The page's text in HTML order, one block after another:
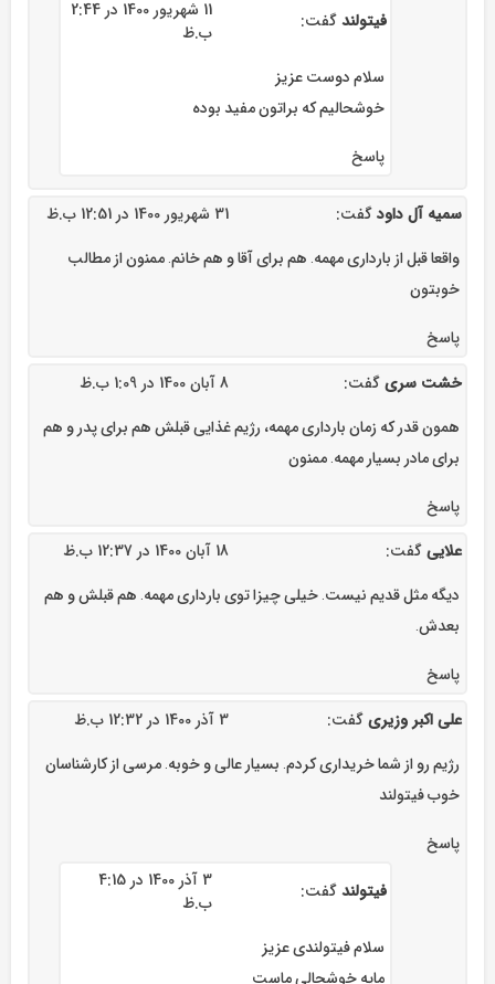
فیتولندگفت:
11 شهریور 1400 در 2:44
ب.ظ
سلام دوست عزیز
خوشحالیم که براتون مفید بوده
پاسخ
سمیه آل داودگفت: 31 شهریور 1400 در 12:51 ب.ظ
واقعا قبل از بارداری مهمه. هم برای آقا و هم خانم. ممنون از مطالب
خوبتون
پاسخ
خشت سریگفت: 8 آبان 1400 در 1:09 ب.ظ
همون قدر که زمان بارداری مهمه، رژیم غذایی قبلش هم برای پدر و هم
برای مادر بسیار مهمه. ممنون
پاسخ
علاییگفت: 18 آبان 1400 در 12:37 ب.ظ
دیگه مثل قدیم نیست. خیلی چیزا توی بارداری مهمه. هم قبلش و هم
بعدش.
پاسخ
علی اکبر وزیریگفت: 3 آذر 1400 در 12:32 ب.ظ
رژیم رو از شما خریداری کردم. بسیار عالی و خوبه. مرسی از کارشناسان
خوب فیتولند
پاسخ
فیتولندگفت:
3 آذر 1400 در 4:15
ب.ظ
سلام فیتولندی عزیز
مایه خوشحالی ماست